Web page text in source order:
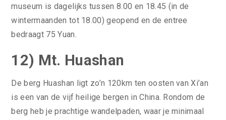
museum is dagelijks tussen 8.00 en 18.45 (in de
wintermaanden tot 18.00) geopend en de entree
bedraagt 75 Yuan.
12) Mt. Huashan
De berg Huashan ligt zo’n 120km ten oosten van Xi’an
is een van de vijf heilige bergen in China. Rondom de
berg heb je prachtige wandelpaden, waar je minimaal